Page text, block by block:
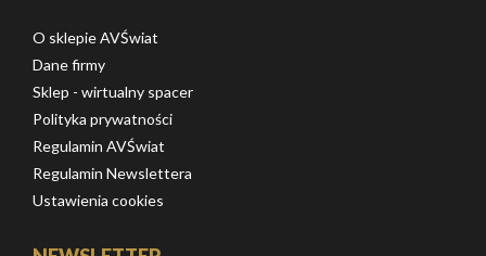
O sklepie AVŚwiat
Dane firmy
Sklep - wirtualny spacer
Polityka prywatności
Regulamin AVŚwiat
Regulamin Newslettera
Ustawienia cookies